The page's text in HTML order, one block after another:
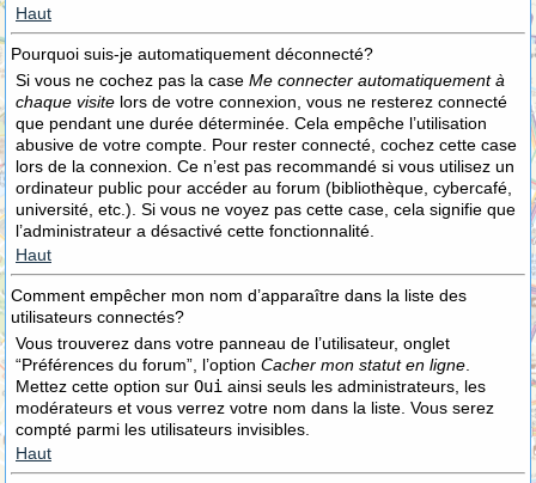
Haut
Pourquoi suis-je automatiquement déconnecté?
Si vous ne cochez pas la case Me connecter automatiquement à
chaque visite lors de votre connexion, vous ne resterez connecté
que pendant une durée déterminée. Cela empêche l’utilisation
abusive de votre compte. Pour rester connecté, cochez cette case
lors de la connexion. Ce n’est pas recommandé si vous utilisez un
ordinateur public pour accéder au forum (bibliothèque, cybercafé,
université, etc.). Si vous ne voyez pas cette case, cela signifie que
l’administrateur a désactivé cette fonctionnalité.
Haut
Comment empêcher mon nom d’apparaître dans la liste des
utilisateurs connectés?
Vous trouverez dans votre panneau de l’utilisateur, onglet
“Préférences du forum”, l’option Cacher mon statut en ligne
Mettez cette option sur Oui ainsi seuls les administrateurs, les
modérateurs et vous verrez votre nom dans la liste. Vous serez
compté parmi les utilisateurs invisibles.
Haut